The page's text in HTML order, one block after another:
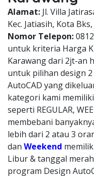
Alamat: Jl. Villa
Kec. Jatiasih, Kota
Nomor Telepon:
untuk kriteria Harga
Karawang dari 2jt-an
untuk pilihan design
AutoCAD yang
kategori kami
seperti REGULAR,
membebani
lebih dari 2 atau 3
dan Weekend
Libur & tanggal
program Design